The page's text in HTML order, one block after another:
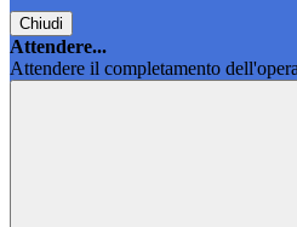
Chiudi
Attendere...
Attendere il completamento